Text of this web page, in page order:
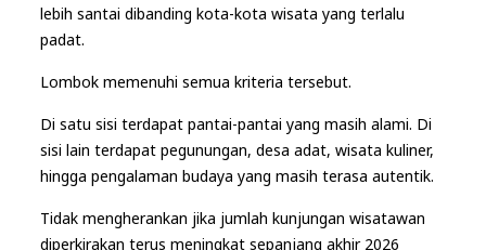
lebih santai dibanding kota-kota wisata yang terlalu
padat.
Lombok memenuhi semua kriteria tersebut.
Di satu sisi terdapat pantai-pantai yang masih alami. Di
sisi lain terdapat pegunungan, desa adat, wisata kuliner,
hingga pengalaman budaya yang masih terasa autentik.
Tidak mengherankan jika jumlah kunjungan wisatawan
diperkirakan terus meningkat sepanjang akhir 2026